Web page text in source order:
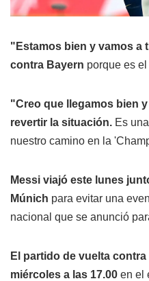
"Estamos bien y vamos a
contra Bayern porque es
"Creo que llegamos bien
revertir la situación. Es
nuestro camino en la
Messi viajó este lunes
Múnich para evitar una
nacional que se anunció
El partido de vuelta
miércoles a las 17.00 en el